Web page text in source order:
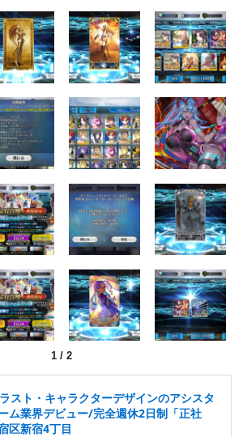
1 / 2
スト・キャラクターデザインのアシスタ
ム業界デビュー/完全週休2日制「正社
区新宿4丁目